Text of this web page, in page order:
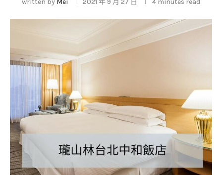
written by Mei 2021 年 9 月 27 日 4 minutes read